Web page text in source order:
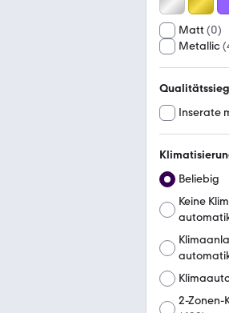
Matt (0)
Metallic(
Inserate
Beliebig
Keine
2-Zonen-